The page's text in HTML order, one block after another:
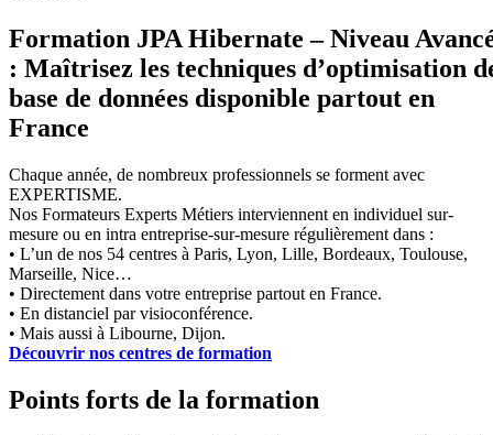
Formation JPA Hibernate – Niveau
: Maîtrisez les techniques d’optimisation
base de données disponible partout en
France
Chaque année, de nombreux professionnels se forment avec
EXPERTISME.
Nos Formateurs Experts Métiers interviennent en individuel sur-
mesure ou en intra entreprise-sur-mesure régulièrement dans :
• L’un de nos 54 centres à Paris, Lyon, Lille, Bordeaux, Toulouse,
Marseille, Nice…
• Directement dans votre entreprise partout en France.
• En distanciel par visioconférence.
• Mais aussi à Libourne, Dijon.
Découvrir nos centres de formation
Points forts de la formation